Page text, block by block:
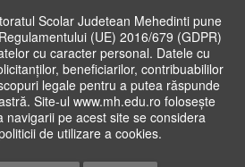
Scolar Judetean Mehedinti pune
(UE) 2016/679 (GDPR)
cu caracter personal. Datele cu
beneficiarilor, contribuabililor
legale pentru a putea răspunde
Site-ul www.mh.edu.ro folosește
navigarii pe acest site se considera
de utilizare a cookies.
Didactice